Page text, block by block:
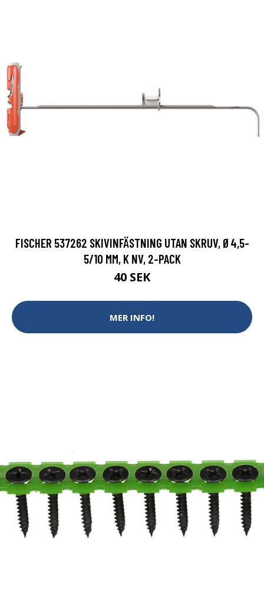
FISCHER 537262 SKIVINFÄSTNING UTAN SKRUV, Ø4,5-
5/10 MM, K NV, 2-PACK
40 SEK
MER INFO!